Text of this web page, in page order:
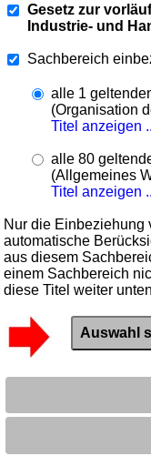
Gesetz zur
Industrie- und
Sachbereich
alle 1
(Organisation
Titel anzeigen
alle 80
(Allgemeines
Titel anzeigen
Nur die Einbeziehung
automatische
aus diesem
einem Sachbereich
diese Titel weiter